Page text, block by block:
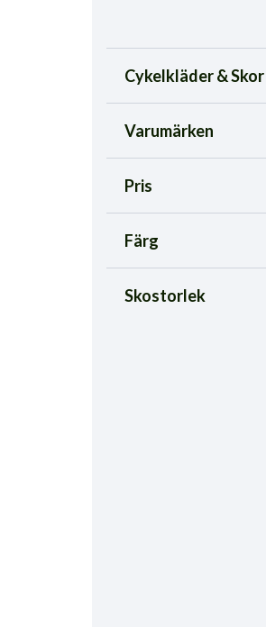
Cykelkläder & Skor
Varumärken
Pris
Färg
Skostorlek